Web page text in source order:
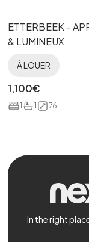
ETTERBEEK -
& LUMINEUX
À LOUER
1,100€
1 1 76
In the right